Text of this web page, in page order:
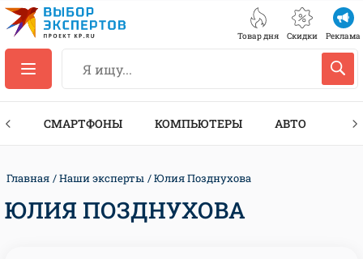
Товар дня Скидки Реклама
СМАРТФОНЫ КОМПЬЮТЕРЫ АВТО
Главная Наши эксперты Юлия Позднухова
ЮЛИЯ ПОЗДНУХОВА